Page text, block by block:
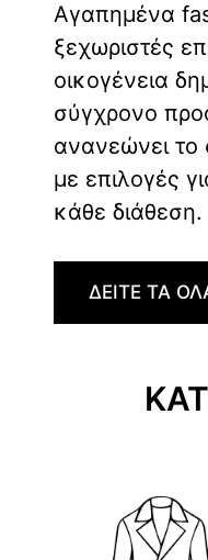
Αγαπημένα
ξεχωριστές
οικογένεια
σύγχρονο
ανανεώνει το
με επιλογές
κάθε διάθεση.
ΔΕΙΤΕ ΤΑ